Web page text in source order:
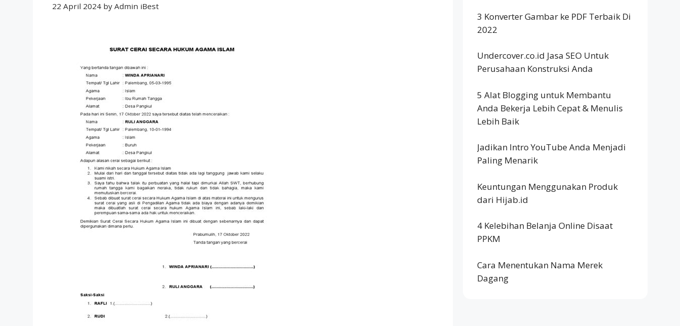
22 April 2024 by Admin iBest
3 Konverter Gambar ke PDF Terbaik Di
2022
Undercover.co.id Jasa SEO Untuk
Perusahaan Konstruksi Anda
5 Alat Blogging untuk Membantu
Anda Bekerja Lebih Cepat & Menulis
Lebih Baik
Jadikan Intro YouTube Anda Menjadi
Paling Menarik
Keuntungan Menggunakan Produk
dari Hijab.id
4 Kelebihan Belanja Online Disaat
PPKM
Cara Menentukan Nama Merek
Dagang